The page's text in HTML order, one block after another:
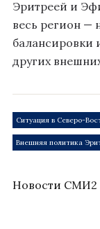
Эритреей и
весь регион —
баланcировки
других
Ситуация в Северо-
Внешняя политика
Новости СМИ2